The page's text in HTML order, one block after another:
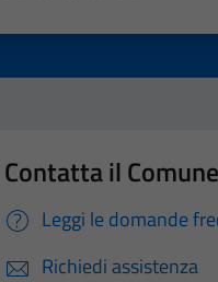
Contatta il Comune
Leggi le domande
Richiedi assistenza